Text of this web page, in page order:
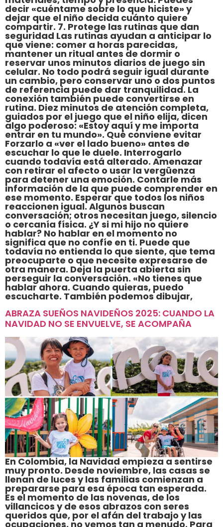
decir «cuéntame sobre lo que hiciste» y
dejar que el niño decida cuánto quiere
compartir. 7. Protege las rutinas que dan
seguridad Las rutinas ayudan a anticipar lo
que viene: comer a horas parecidas,
mantener un ritual antes de dormir o
reservar unos minutos diarios de juego sin
celular. No todo podrá seguir igual durante
un cambio, pero conservar uno o dos puntos
de referencia puede dar tranquilidad. La
conexión también puede convertirse en
rutina. Diez minutos de atención completa,
guiados por el juego que el niño elija, dicen
algo poderoso: «Estoy aquí y me importa
entrar en tu mundo». Qué conviene evitar
Forzarlo a «ver el lado bueno» antes de
escuchar lo que le duele. Interrogarlo
cuando todavía está alterado. Amenazar
con retirar el afecto o usar la vergüenza
para detener una emoción. Contarle más
información de la que puede comprender en
ese momento. Esperar que todos los niños
reaccionen igual. Algunos buscan
conversación; otros necesitan juego, silencio
o cercanía física. ¿Y si mi hijo no quiere
hablar? No hablar en el momento no
significa que no confíe en ti. Puede que
todavía no entienda lo que siente, que tema
preocuparte o que necesite expresarse de
otra manera. Deja la puerta abierta sin
perseguir la conversación. «No tienes que
hablar ahora. Cuando quieras, puedo
escucharte. También podemos dibujar,
ABRAZA SUEÑOS NAVIDEÑOS 2025: CUANDO LA
NAVIDAD NO SE ENVUELVE, SE ACOMPAÑA
En Colombia, la Navidad empieza a sentirse
muy pronto. Desde noviembre, las casas se
llenan de luces y las familias comienzan a
prepararse para esa época tan esperada.
Es el momento de las novenas, de los
villancicos y de esos abrazos con seres
queridos que, por el afán del trabajo y las
ocupaciones, no vemos tan a menudo. Para